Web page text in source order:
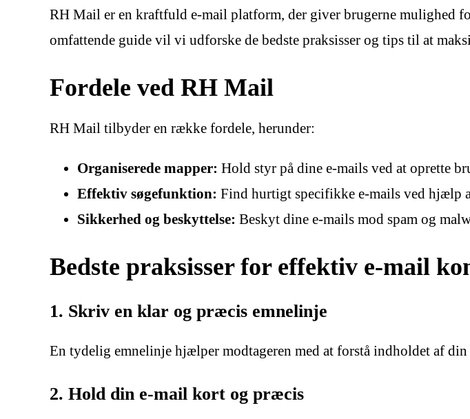
RH Mail er en kraftfuld e-mail platform, der giver brugerne mulighed
omfattende guide vil vi udforske de bedste praksisser og tips til at
Fordele ved RH Mail
RH Mail tilbyder en række fordele, herunder:
Organiserede mapper: Hold styr på dine e-mails ved at oprette
Effektiv søgefunktion: Find hurtigt specifikke e-mails ved hjælp
Sikkerhed og beskyttelse: Beskyt dine e-mails mod spam og
Bedste praksisser for effektiv e-mail
1. Skriv en klar og præcis emnelinje
En tydelig emnelinje hjælper modtageren med at forstå indholdet af
2. Hold din e-mail kort og præcis